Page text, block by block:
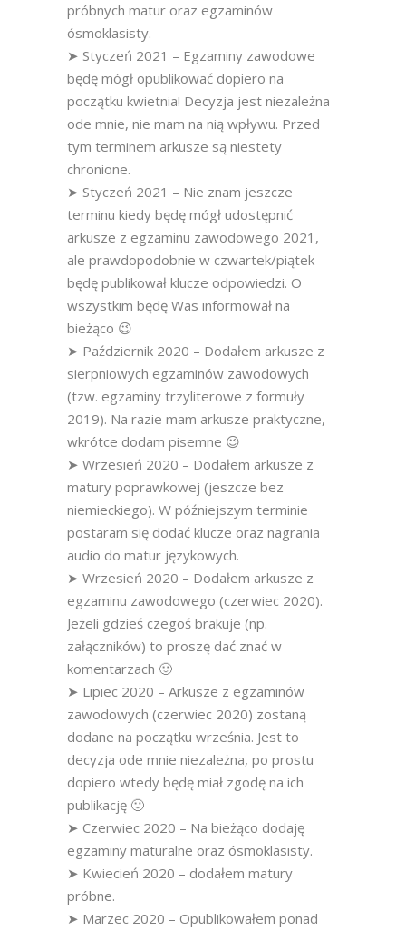
próbnych matur oraz egzaminów
ósmoklasisty.
➤ Styczeń 2021 – Egzaminy zawodowe
będę mógł opublikować dopiero na
początku kwietnia! Decyzja jest niezależna
ode mnie, nie mam na nią wpływu. Przed
tym terminem arkusze są niestety
chronione.
➤ Styczeń 2021 – Nie znam jeszcze
terminu kiedy będę mógł udostępnić
arkusze z egzaminu zawodowego 2021,
ale prawdopodobnie w czwartek/piątek
będę publikował klucze odpowiedzi. O
wszystkim będę Was informował na
bieżąco 😉
➤ Październik 2020 – Dodałem arkusze z
sierpniowych egzaminów zawodowych
(tzw. egzaminy trzyliterowe z formuły
2019). Na razie mam arkusze praktyczne,
wkrótce dodam pisemne 😉
➤ Wrzesień 2020 – Dodałem arkusze z
matury poprawkowej (jeszcze bez
niemieckiego). W późniejszym terminie
postaram się dodać klucze oraz nagrania
audio do matur językowych.
➤ Wrzesień 2020 – Dodałem arkusze z
egzaminu zawodowego (czerwiec 2020).
Jeżeli gdzieś czegoś brakuje (np.
załączników) to proszę dać znać w
komentarzach 🙂
➤ Lipiec 2020 – Arkusze z egzaminów
zawodowych (czerwiec 2020) zostaną
dodane na początku września. Jest to
decyzja ode mnie niezależna, po prostu
dopiero wtedy będę miał zgodę na ich
publikację 🙂
➤ Czerwiec 2020 – Na bieżąco dodaję
egzaminy maturalne oraz ósmoklasisty.
➤ Kwiecień 2020 – dodałem matury
próbne.
➤ Marzec 2020 – Opublikowałem ponad